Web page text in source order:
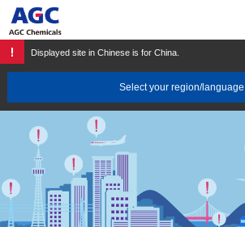
Displayed site in Chinese is for China.
Select your region/language
Chemistry for a Blue Planet